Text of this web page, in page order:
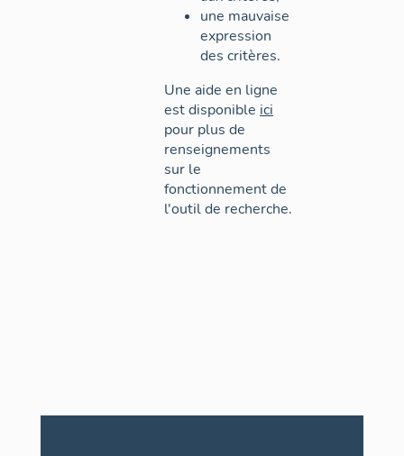
une mauvaise
expression
des critères.
Une aide en ligne
est disponible ici
pour plus de
renseignements
sur le
fonctionnement de
l'outil de recherche.